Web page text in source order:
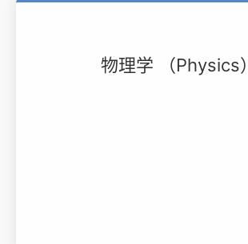
物理学 （Physics）